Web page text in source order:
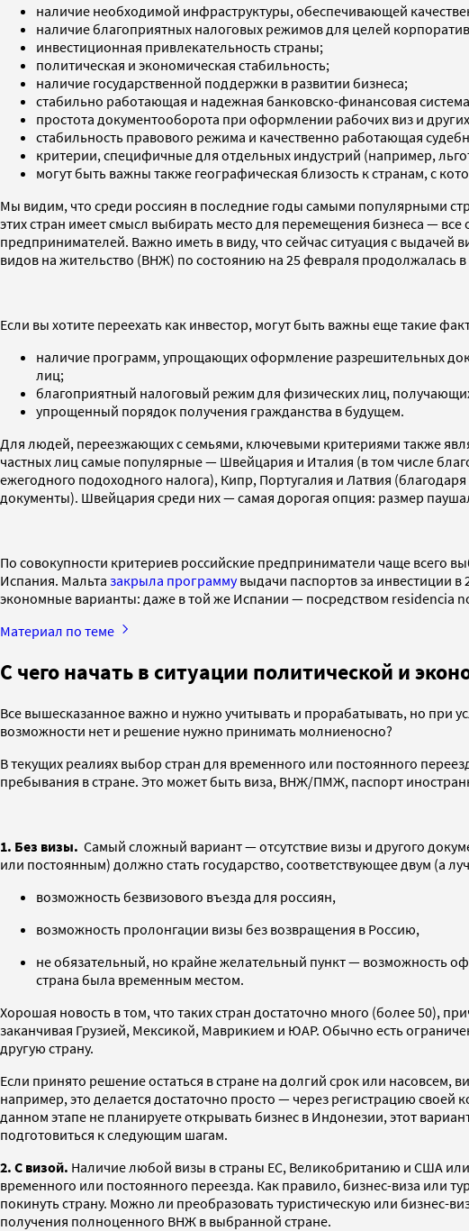
наличие необходимой инфраструктуры, обеспечивающей
наличие благоприятных налоговых режимов для целей
инвестиционная привлекательность страны;
политическая и экономическая стабильность;
наличие государственной поддержки в развитии бизнеса;
стабильно работающая и надежная банковско-финансовая
простота документооборота при оформлении рабочих виз и
стабильность правового режима и качественно работающая
критерии, специфичные для отдельных индустрий (например,
могут быть важны также географическая близость к странам, с
Мы видим, что среди россиян в последние годы самыми популярными
этих стран имеет смысл выбирать место для перемещения бизнеса —
предпринимателей. Важно иметь в виду, что сейчас ситуация с выдачей
видов на жительство (ВНЖ) по состоянию на 25 февраля продолжалась
Если вы хотите переехать как инвестор, могут быть важны еще такие
наличие программ, упрощающих оформление разрешительных
лиц;
благоприятный налоговый режим для физических лиц,
упрощенный порядок получения гражданства в будущем.
Для людей, переезжающих с семьями, ключевыми критериями также
частных лиц самые популярные — Швейцария и Италия (в том числе
ежегодного подоходного налога), Кипр, Португалия и Латвия
документы). Швейцария среди них — самая дорогая опция: размер
По совокупности критериев российские предприниматели чаще
Испания. Мальта закрыла программувыдачи паспортов за инвестиции в
экономные варианты: даже в той же Испании — посредством residencia
Материал по теме
С чего начать в ситуации политической и
Все вышесказанное важно и нужно учитывать и прорабатывать, но при
возможности нет и решение нужно принимать молниеносно?
В текущих реалиях выбор стран для временного или постоянного
пребывания в стране. Это может быть виза, ВНЖ/ПМЖ, паспорт
1. Без визы. Самый сложный вариант — отсутствие визы и другого
или постоянным) должно стать государство, соответствующее двум (а
возможность безвизового въезда для россиян,
возможность пролонгации визы без возвращения в Россию,
не обязательный, но крайне желательный пункт — возможность
страна была временным местом.
Хорошая новость в том, что таких стран достаточно много (более 50),
заканчивая Грузией, Мексикой, Маврикием и ЮАР. Обычно есть
другую страну.
Если принято решение остаться в стране на долгий срок или
например, это делается достаточно просто — через регистрацию
данном этапе не планируете открывать бизнес в Индонезии, этот
подготовиться к следующим шагам.
2. С визой. Наличие любой визы в страны ЕС, Великобританию и США
временного или постоянного переезда. Как правило, бизнес-виза или
покинуть страну. Можно ли преобразовать туристическую или бизнес-
получения полноценного ВНЖ в выбранной стране.